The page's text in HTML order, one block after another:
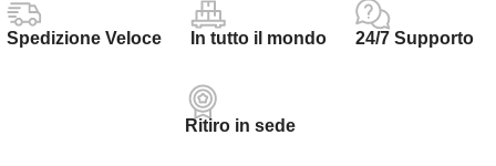
Spedizione Veloce In tutto il mondo 24/7 Supporto
Ritiro in sede